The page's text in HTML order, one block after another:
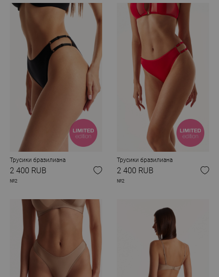
Трусики бразилиана
2 400 RUB
№2
Трусики бразилиана
2 400 RUB
№2